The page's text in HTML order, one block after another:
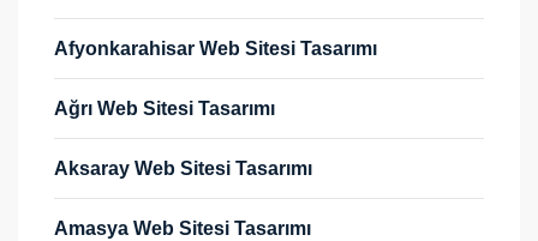
Afyonkarahisar Web Sitesi Tasarımı
Ağrı Web Sitesi Tasarımı
Aksaray Web Sitesi Tasarımı
Amasya Web Sitesi Tasarımı